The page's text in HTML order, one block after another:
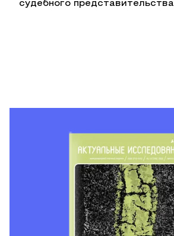
судебного представительства